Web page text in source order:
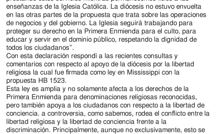
Jackson
Since
1954
enseñanzas de la Iglesia Católica. La diócesis no estuvo envuelta
en las otras partes de la propuesta que trata sobre las operaciones
de negocios y del gobierno. La Iglesia seguirá trabajando para
proteger su derecho en la Primera Enmienda para el culto, para
educar y servir en el dominio público, respetando la dignidad de
todos los ciudadanos”.
Con esta declaración respondí a las recientes consultas y
comentarios con respecto al apoyo de la diócesis por la libertad
religiosa la cual fue firmada como ley en Mississippi con la
propuesta HB 1523.
Esta ley es amplia y no solamente afecta a los derechos de la
Primera Enmienda para denominaciones religiosas reconocidas,
pero también apoya a los ciudadanos con respecto a la libertad de
conciencia. a controversia, como sabemos, rodea el conflicto entre la
libertad religiosa y la libertad de conciencia frente a la
discriminación. Principalmente, aunque no exclusivamente, esto se